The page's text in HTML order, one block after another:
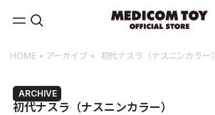
content
HOME アーカイブ 初代ナスラ（ナスニンカラー）
ARCHIVE
初代ナスラ（ナスニンカラー）